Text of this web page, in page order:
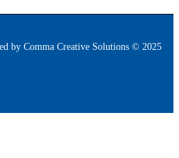
2025 © All rights reserved . Developed by
Comma Creative Solutions